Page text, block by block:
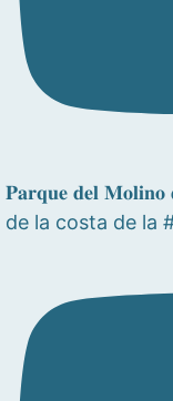
𝐏𝐚𝐫𝐪𝐮𝐞 𝐝𝐞𝐥
de la costa de la